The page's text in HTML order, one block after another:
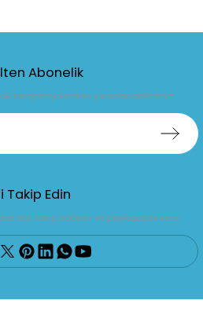
Abonelik
kampanyalardan yararlanabilirsiniz.
Takip Edin
bizi takip edebilir ve paylaşabilirsiniz.